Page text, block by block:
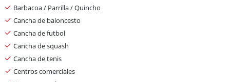
Barbacoa / Parrilla / Quincho
Cancha de baloncesto
Cancha de futbol
Cancha de squash
Cancha de tenis
Centros comerciales